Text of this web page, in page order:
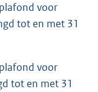
voor
tot en met 31
voor
tot en met 31